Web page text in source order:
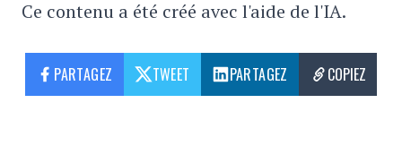
Ce contenu a été créé avec l'aide de l'IA.
PARTAGEZ TWEET PARTAGEZ COPIEZ